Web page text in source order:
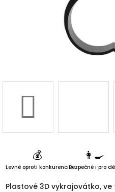
💰
Levné oproti konkurenci
👩‍🍳
Bezpečné i pro
Plastové 3D vykrajovátko, ve